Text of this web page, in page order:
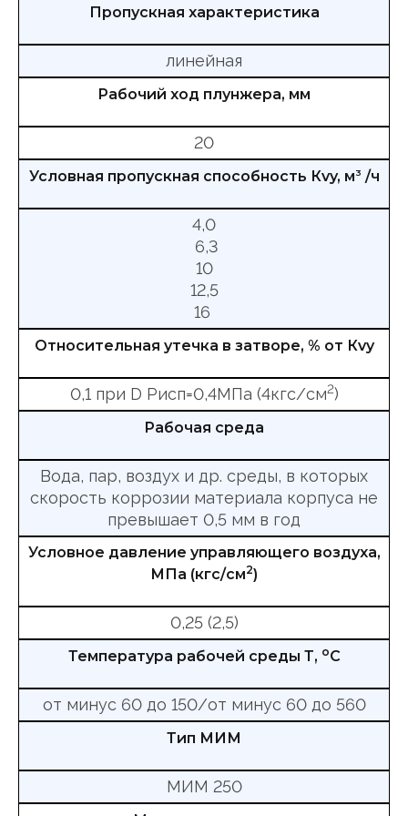
Пропускная характеристика
линейная
Рабочий ход плунжера, мм
20
Условная пропускная способность Кvy, м3 /ч
4,0
6,3
10
12,5
16
Относительная утечка в затворе, % от Кvy
0,1 при D Рисп=0,4МПа (4кгс/см2)
Рабочая среда
Вода, пар, воздух и др. среды, в которых
скорость коррозии материала корпуса не
превышает 0,5 мм в год
Условное давление управляющего воздуха,
МПа (кгс/см2)
0,25 (2,5)
Температура рабочей среды Т, оС
от минус 60 до 150/от минус 60 до 560
Тип МИМ
МИМ 250